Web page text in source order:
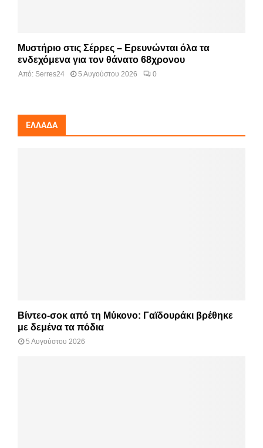
Μυστήριο στις Σέρρες – Ερευνώνται όλα τα
ενδεχόμενα για τον θάνατο 68χρονου
Από: Serres24 5 Αυγούστου 2026 0
ΕΛΛΆΔΑ
Βίντεο-σοκ από τη Μύκονο: Γαϊδουράκι βρέθηκε
με δεμένα τα πόδια
5 Αυγούστου 2026